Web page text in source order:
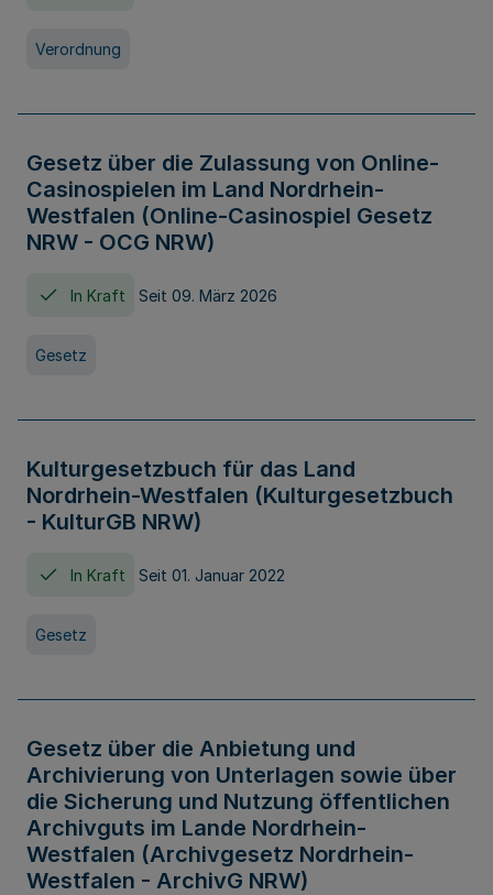
Verordnung
Gesetz über die Zulassung von Online-
Casinospielen im Land Nordrhein-
Westfalen (Online-Casinospiel Gesetz
NRW - OCG NRW)
In Kraft Seit 09. März 2026
Gesetz
Kulturgesetzbuch für das Land
Nordrhein-Westfalen (Kulturgesetzbuch
- KulturGB NRW)
In Kraft Seit 01. Januar 2022
Gesetz
Gesetz über die Anbietung und
Archivierung von Unterlagen sowie über
die Sicherung und Nutzung öffentlichen
Archivguts im Lande Nordrhein-
Westfalen (Archivgesetz Nordrhein-
Westfalen - ArchivG NRW)